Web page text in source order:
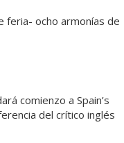
feria- ocho armonías de
comienzo a Spain’s
del crítico inglés